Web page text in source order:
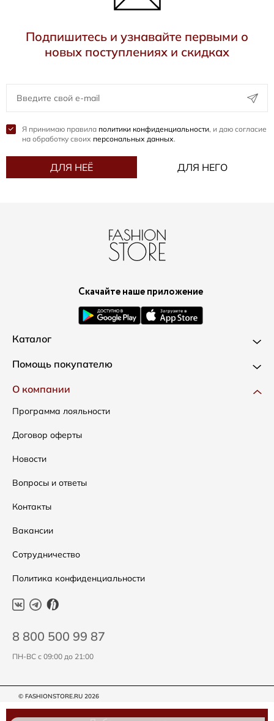
Подпишитесь и узнавайте первыми о
новых поступлениях и скидках
Я принимаю правила политики конфиденциальности, и даю согласие
на обработку своих персональных данных.
ДЛЯ НЕЁ ДЛЯ НЕГО
Скачайте наше приложение
Каталог
Новинки
Одежда
Сумки
Аксессуары
Распродажа
Подарочные сертификаты
Помощь покупателю
Доставка и оплата
Как оформить заказ
Условия возвратов
Таблица размеров
Уход за одеждой
О компании
Программа лояльности
Договор оферты
Новости
Вопросы и ответы
Контакты
Вакансии
Сотрудничество
Политика конфиденциальности
8 800 500 99 87
ПН-ВС с 09:00 до 21:00
© FASHIONSTORE.RU 2026